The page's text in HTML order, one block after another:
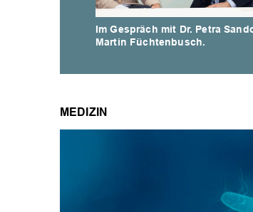
Im Gespräch mit Dr. Petra
Martin Füchtenbusch.
MEDIZIN